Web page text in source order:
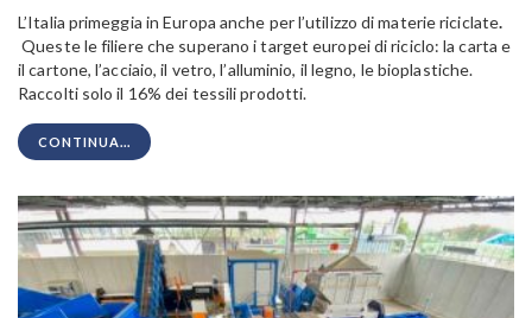
L’Italia primeggia in Europa anche per l’utilizzo di materie riciclate.
Queste le filiere che superano i target europei di riciclo: la carta e
il cartone, l’acciaio, il vetro, l’alluminio, il legno, le bioplastiche.
Raccolti solo il 16% dei tessili prodotti.
CONTINUA...